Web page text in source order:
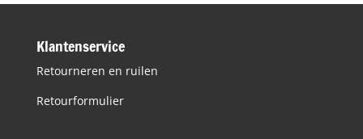
Klantenservice
Retourneren en ruilen
Retourformulier